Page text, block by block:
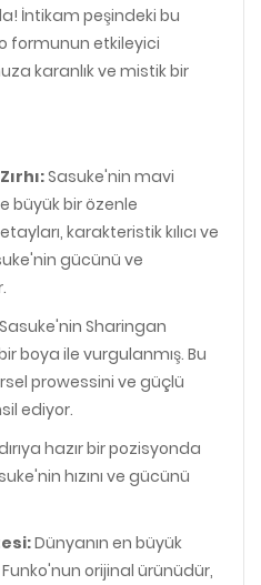
İntikam peşindeki bu
formunun etkileyici
karanlık ve mistik bir
Sasuke'nin mavi
büyük bir özenle
karakteristik kılıcı ve
gücünü ve
Sasuke'nin Sharingan
boya ile vurgulanmış. Bu
prowessini ve güçlü
ediyor.
hazır bir pozisyonda
hızını ve gücünü
Dünyanın en büyük
orijinal ürünüdür,